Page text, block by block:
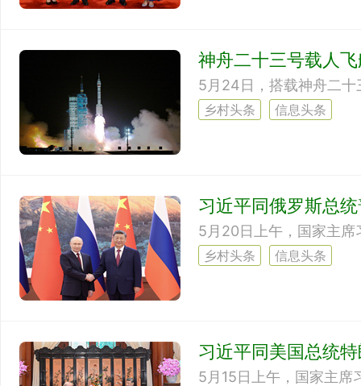
神舟二十三号载人
乡村头条 信息头条
习近平同俄罗斯总
5月20日上午，国家主席
乡村头条 信息头条
习近平同美国总统
5月15日上午，国家主席